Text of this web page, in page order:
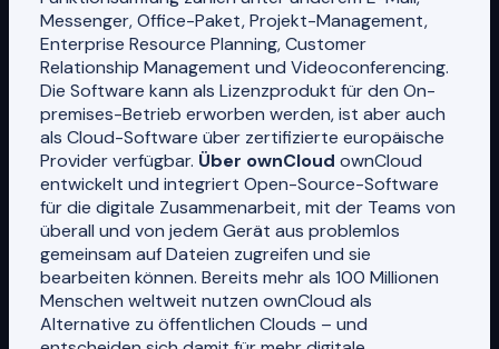
Messenger, Office-Paket, Projekt-Management,
Enterprise Resource Planning, Customer
Relationship Management und Videoconferencing.
Die Software kann als Lizenzprodukt für den On-
premises-Betrieb erworben werden, ist aber auch
als Cloud-Software über zertifizierte europäische
Provider verfügbar. Über ownCloud ownCloud
entwickelt und integriert Open-Source-Software
für die digitale Zusammenarbeit, mit der Teams von
überall und von jedem Gerät aus problemlos
gemeinsam auf Dateien zugreifen und sie
bearbeiten können. Bereits mehr als 100 Millionen
Menschen weltweit nutzen ownCloud als
Alternative zu öffentlichen Clouds – und